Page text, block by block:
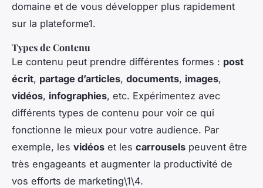
domaine et de vous développer plus rapidement
sur la plateforme1.
Types de Contenu
Le contenu peut prendre différentes formes : post
écrit, partage d’articles, documents, images,
vidéos, infographies, etc. Expérimentez avec
différents types de contenu pour voir ce qui
fonctionne le mieux pour votre audience. Par
exemple, les vidéos et les carrousels peuvent être
très engageants et augmenter la productivité de
vos efforts de marketing\1\4.